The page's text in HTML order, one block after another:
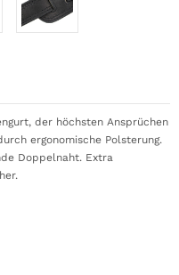
der höchsten Ansprüchen
ergonomische Polsterung.
Doppelnaht. Extra